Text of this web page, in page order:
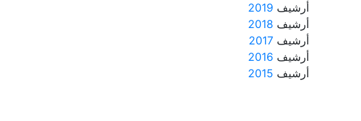
أرشيف 2019
أرشيف 2018
أرشيف 2017
أرشيف 2016
أرشيف 2015